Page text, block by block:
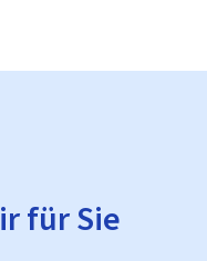
für Sie